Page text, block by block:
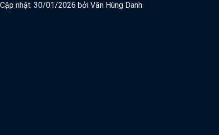
Cập nhật: 30/01/2026 bởi Văn Hùng Danh